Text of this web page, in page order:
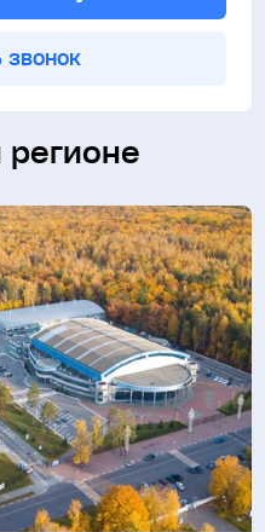
звонок